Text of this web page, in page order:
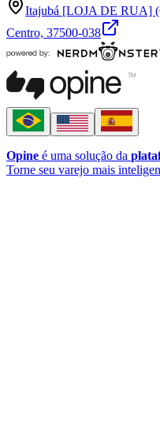
Itajubá [LOJA DE RUA]
Centro, 37500-038
Opine é uma solução da
Torne seu varejo mais